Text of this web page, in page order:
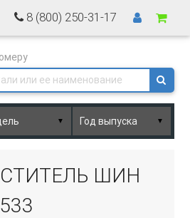
8 (800) 250-31-17
▼ ▼
ШИН